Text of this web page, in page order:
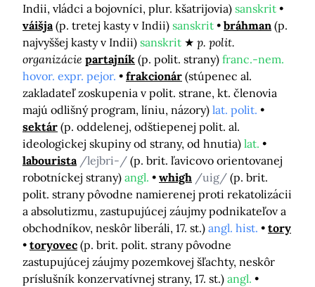
Indii, vládci a bojovníci, plur. kšatrijovia) sanskrit
váišja (p. tretej kasty v Indii) sanskrit bráhman (p.
najvyššej kasty v Indii) sanskrit
p. polit.
organizácie partajník (p. polit. strany) franc.-nem.
hovor. expr. pejor.
frakcionár (stúpenec al.
zakladateľ zoskupenia v polit. strane, kt. členovia
majú odlišný program, líniu, názory) lat. polit.
sektár (p. oddelenej, odštiepenej polit. al.
ideologickej skupiny od strany, od hnutia) lat.
labourista /lejbri-/ (p. brit. ľavicovo orientovanej
robotníckej strany) angl. whigh /uig/ (p. brit.
polit. strany pôvodne namierenej proti rekatolizácii
a absolutizmu, zastupujúcej záujmy podnikateľov a
obchodníkov, neskôr liberáli, 17. st.) angl. hist.
tory
toryovec (p. brit. polit. strany pôvodne
zastupujúcej záujmy pozemkovej šľachty, neskôr
príslušník konzervatívnej strany, 17. st.) angl.